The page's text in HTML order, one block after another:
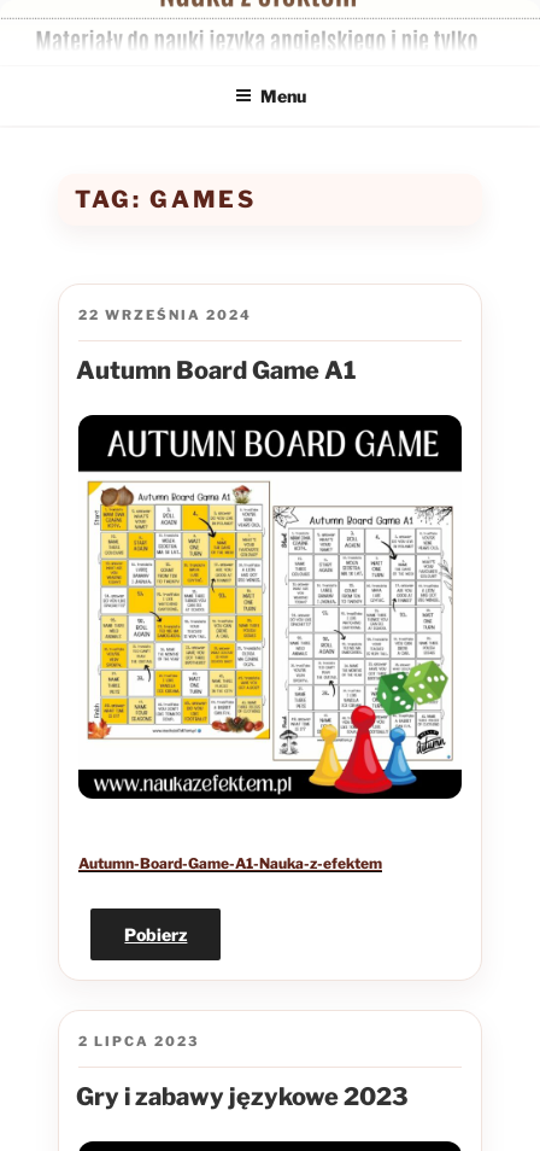
Przejdź
Menu
TAG:GAMES
OPUBLIKOWANE
22 WRZEŚNIA 2024
Autumn Board Game A1
Autumn-Board-Game-A1-Nauka-z-efektem
Pobierz
OPUBLIKOWANE
2 LIPCA 2023
Gry i zabawy językowe 2023